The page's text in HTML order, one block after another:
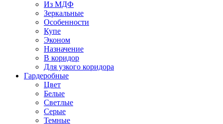
Из МДФ
Зеркальные
Особенности
Купе
Эконом
Назначение
В коридор
Для узкого коридора
Гардеробные
Цвет
Белые
Светлые
Серые
Темные